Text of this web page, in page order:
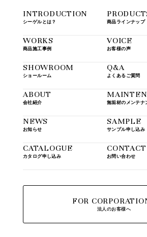
INTRODUCTION
シーゲルとは？ 商品ラインナップ
WORKS
商品施工事例
VOICE
お客様の声
SHOWROOM
ショールーム
Q&A
よくあるご質問
ABOUT
会社紹介 無垢材のメンテナ
NEWS
お知らせ
SAMPLE
サンプル申し込み
CATALOGUE
カタログ申し込み
CONTACT
お問い合わせ
FOR
法人のお客様へ